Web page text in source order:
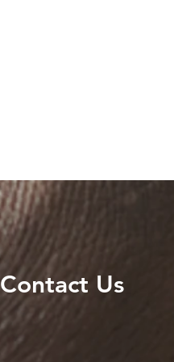
Contact Us